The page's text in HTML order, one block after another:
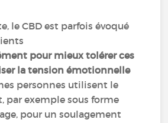
le CBD est parfois évoqué
pour mieux tolérer ces
la tension émotionnelle
personnes utilisent le
par exemple sous forme
pour un soulagement